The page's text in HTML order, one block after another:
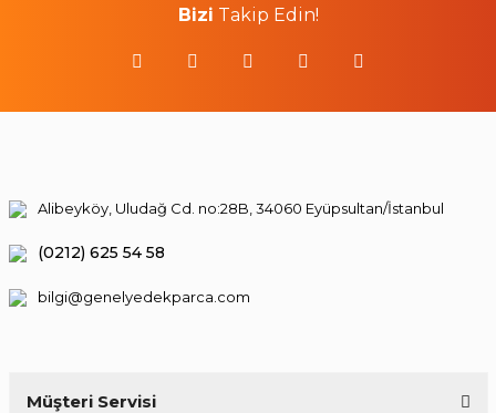
Bizi Takip Edin!
Müşteri Servisi
Alibeyköy, Uludağ Cd. no:28B, 34060 Eyüpsultan/İstanbul
(0212) 625 54 58
bilgi@genelyedekparca.com